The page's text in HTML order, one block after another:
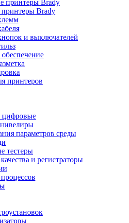
принтеры Brady
Brady
и выключателей
принтеров
цифровые
параметров среды
тестеры
и регистраторы